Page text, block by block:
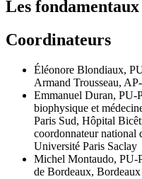
Les
Coordinateurs
Éléonore Blondiaux,
Armand Trousseau,
Emmanuel Duran, PU-
biophysique et
Paris Sud, Hôpital
coordonnateur national
Université Paris Saclay
Michel Montaudo, PU-
de Bordeaux, Bordeaux